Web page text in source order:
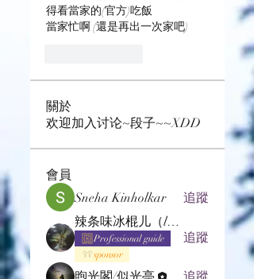
得看當家的(官方)吃飯
當家忙啊 (還是再出一次家吧)
關於
欢迎加入讨论~段子~~XDD
會員
Sneha Kinholkar
追蹤
辣条味冰棍儿（lof别玩了要氪金的）
Professional guide
sponsor
追蹤